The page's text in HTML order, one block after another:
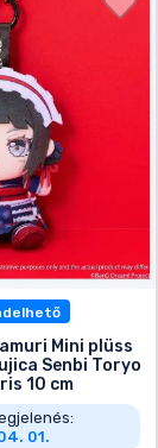
Mini plüss
Senbi Toryo
10 cm
01.